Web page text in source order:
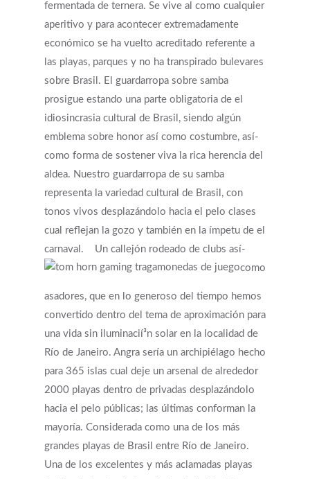
fermentada de ternera. Se vive al como cualquier
aperitivo y para acontecer extremadamente
económico se ha vuelto acreditado referente a
las playas, parques y no ha transpirado bulevares
sobre Brasil. El guardarropa sobre samba
prosigue estando una parte obligatoria de el
idiosincrasia cultural de Brasil, siendo algún
emblema sobre honor así­ como costumbre, así­
como forma de sostener viva la rica herencia del
aldea. Nuestro guardarropa de su samba
representa la variedad cultural de Brasil, con
tonos vivos desplazándolo hacia el pelo clases
cual reflejan la gozo y también en la ímpetu de el
carnaval.
Un callejón rodeado de clubs así­
como
asadores, que en lo generoso del tiempo hemos
convertido dentro del tema de aproximación para
una vida sin iluminacií³n solar en la localidad de
Río de Janeiro. Angra serí­a un archipiélago hecho
para 365 islas cual deje un arsenal de alrededor
2000 playas dentro de privadas desplazándolo
hacia el pelo públicas; las últimas conforman la
mayoría. Considerada como una de los más
grandes playas de Brasil entre Río de Janeiro.
Una de los excelentes y más aclamadas playas